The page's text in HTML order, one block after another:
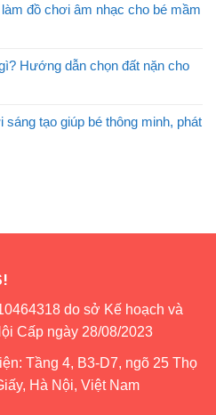
đồ chơi âm nhạc cho bé mầm
Hướng dẫn chọn đất nặn cho
sáng tạo giúp bé thông minh, phát
do sở Kế hoạch và
Cấp ngày 28/08/2023
Tầng 4, B3-D7, ngõ 25 Thọ
Hà Nội, Việt Nam